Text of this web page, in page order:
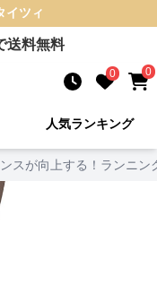
イツィ
送料無料
0 0
人気ランキング
スが向上する！ランニ